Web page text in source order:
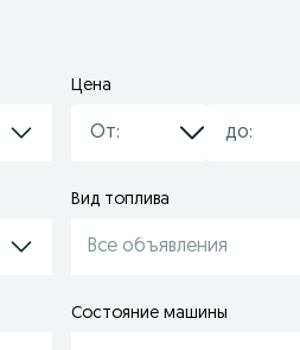
Цена
Вид топлива
Все объявления
Состояние машины